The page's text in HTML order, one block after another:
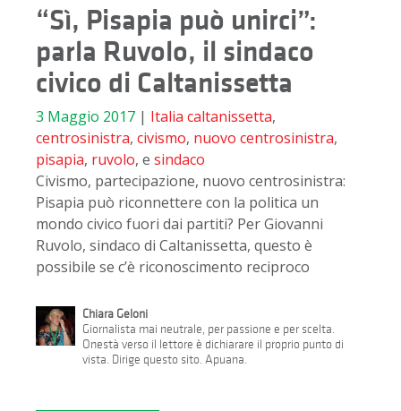
“Sì, Pisapia può unirci”:
parla Ruvolo, il sindaco
civico di Caltanissetta
3 Maggio 2017 | Italia caltanissetta,
centrosinistra, civismo, nuovo centrosinistra,
pisapia, ruvolo, e sindaco
Civismo, partecipazione, nuovo centrosinistra:
Pisapia può riconnettere con la politica un
mondo civico fuori dai partiti? Per Giovanni
Ruvolo, sindaco di Caltanissetta, questo è
possibile se c’è riconoscimento reciproco
Chiara Geloni
Giornalista mai neutrale, per passione e per scelta.
Onestà verso il lettore è dichiarare il proprio punto di
vista. Dirige questo sito. Apuana.